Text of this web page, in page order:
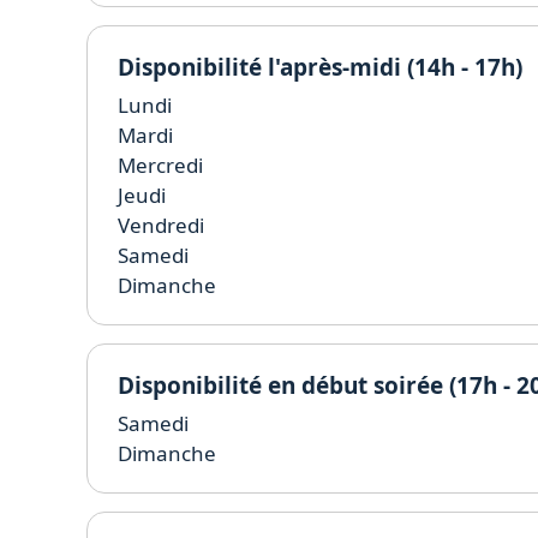
Disponibilité l'après-midi (14h - 17h)
Lundi
Mardi
Mercredi
Jeudi
Vendredi
Samedi
Dimanche
Disponibilité en début soirée (17h -
Samedi
Dimanche